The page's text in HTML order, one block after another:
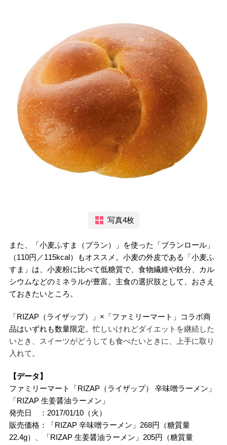
写真4枚
また、「小麦ふすま（ブラン）」を使った「ブランロール」
（110円／115kcal）もオススメ。小麦の外皮である「小麦ふ
すま」は、小麦粉に比べて低糖質で、食物繊維や鉄分、カル
シウムなどのミネラルが豊富。主食の選択肢として、おさえ
ておきたいところ。
「RIZAP（ライザップ）」×「ファミリーマート」コラボ商
品はいずれも数量限定。忙しいけれどダイエットを継続した
いとき、スイーツがどうしても食べたいときに、上手に取り
入れて。
【データ】
ファミリーマート「RIZAP（ライザップ） 辛味噌ラーメン」
「RIZAP 生姜醤油ラーメン」
発売日 ：2017/01/10（火）
販売価格：「RIZAP 辛味噌ラーメン」268円（糖質量
22.4g）、「RIZAP 生姜醤油ラーメン」205円（糖質量